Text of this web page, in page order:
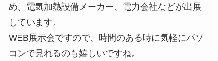
め、電気加熱設備メーカー、電力会社などが出展
しています。
WEB展示会ですので、時間のある時に気軽にパソ
コンで見れるのも嬉しいですね。